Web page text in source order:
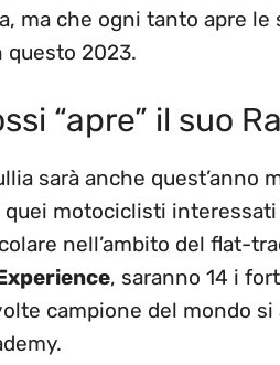
ma che ogni tanto apre
questo 2023.
“apre” il suo
sarà anche
motociclisti
nell’ambito del flat-
, saranno 14 i
campione del mondo